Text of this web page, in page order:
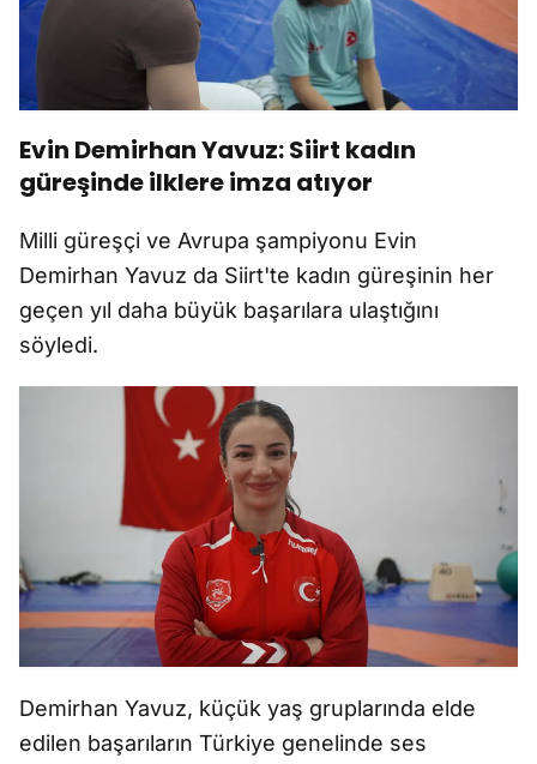
Evin Demirhan Yavuz: Siirt kadın
güreşinde ilklere imza atıyor
Milli güreşçi ve Avrupa şampiyonu Evin
Demirhan Yavuz da Siirt'te kadın güreşinin her
geçen yıl daha büyük başarılara ulaştığını
söyledi.
Demirhan Yavuz, küçük yaş gruplarında elde
edilen başarıların Türkiye genelinde ses